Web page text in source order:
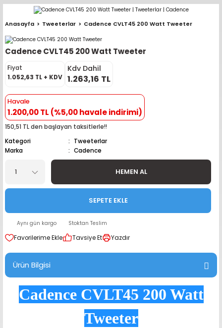
Geri Dön
Geri Dön
(Büyük Ekran)
Teypler
Geri Dön
(Mid Takımları)
Geri Dön
Takımları
Hoparlör Takımları
Hoparlör Takımları
Hoparlör Takımları
Takımları
Hoparlör Takımları
Geri Dön
Sistemleri
Geri Dön
ve Alarm
Geri Dön
Geri Dön
Geri Dön
Anasayfa Tweeterlar Cadence CVLT45 200 Watt Tweeter
Cadence CVLT45 200 Watt Tweeter
Fiyat
1.052,63 TL + KDV
Kdv Dahil
1.263,16 TL
Havale
1.200,00 TL (%5,00 havale indirimi)
150,51 TL den başlayan taksitlerle!!
Kategori
Tweeterlar
Marka
Cadence
HEMEN AL
SEPETE EKLE
Aynı gün kargo Stoktan Teslim
Tavsiye Et Yazdır
Ürün Bilgisi
Cadence CVLT45 200 Watt
Tweeter